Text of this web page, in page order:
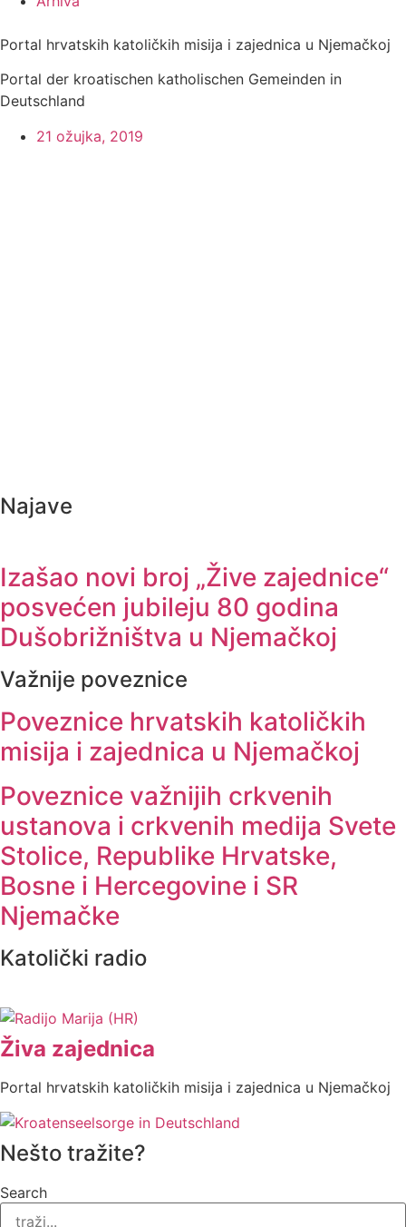
Portal hrvatskih katoličkih misija i zajednica u Njemačkoj
Portal der kroatischen katholischen Gemeinden in
Deutschland
21 ožujka, 2019
Najave
Izašao novi broj „Žive zajednice“
posvećen jubileju 80 godina
Dušobrižništva u Njemačkoj
Važnije poveznice
Poveznice hrvatskih katoličkih
misija i zajednica u Njemačkoj
Poveznice važnijih crkvenih
ustanova i crkvenih medija Svete
Stolice, Republike Hrvatske,
Bosne i Hercegovine i SR
Njemačke
Katolički radio
Živa zajednica
Portal hrvatskih katoličkih misija i zajednica u Njemačkoj
Nešto tražite?
Search